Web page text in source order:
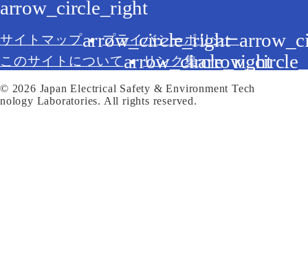
サイトマップ
プライバシーポリシー
このサイトについて
リンク集
© 2026 Japan Electrical Safety & Environment Tech
nology Laboratories. All rights reserved.